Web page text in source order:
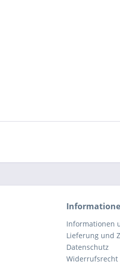
Informationen
Lieferung und
Datenschutz
Widerrufsrecht